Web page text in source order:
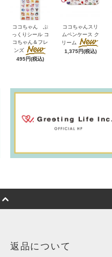
ココちゃん ぷ
っくりシール コ
コちゃん＆フレ
ンズ
495円(税込)
ココちゃんスリ
ムペンケース ク
リーム
1,375円(税込)
返品について